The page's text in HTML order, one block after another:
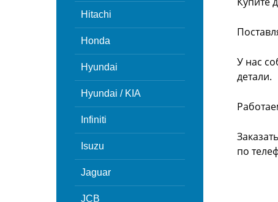
Hitachi
Honda
Hyundai
Hyundai / KIA
Infiniti
Isuzu
Jaguar
JCB
У нас
детали.
по